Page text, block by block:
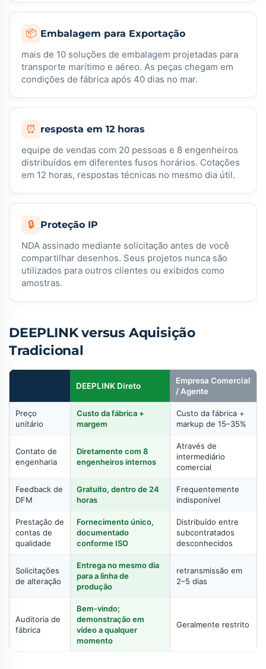
📦 Embalagem para Exportação
mais de 10 soluções de embalagem projetadas para
transporte marítimo e aéreo. As peças chegam em
condições de fábrica após 40 dias no mar.
⏰ resposta em 12 horas
equipe de vendas com 20 pessoas e 8 engenheiros
distribuídos em diferentes fusos horários. Cotações
em 12 horas, respostas técnicas no mesmo dia útil.
🔒
Proteção IP
NDA assinado mediante solicitação antes de você
compartilhar desenhos. Seus projetos nunca são
utilizados para outros clientes ou exibidos como
amostras.
DEEPLINK versus Aquisição
Tradicional
DEEPLINK Direto
Empresa Comercial
/ Agente
Preço
unitário
Custo da fábrica +
margem
Custo da fábrica +
markup de 15–35%
Contato de
engenharia
Diretamente com 8
engenheiros internos
Através de
intermediário
comercial
Feedback de
DFM
Gratuito, dentro de 24
horas
Frequentemente
indisponível
Prestação de
contas de
qualidade
Fornecimento único,
documentado
conforme ISO
Distribuído entre
subcontratados
desconhecidos
Solicitações
de alteração
Entrega no mesmo dia
para a linha de
produção
retransmissão em
2–5 dias
Auditoria de
fábrica
Bem-vindo;
demonstração em
vídeo a qualquer
momento
Geralmente restrito